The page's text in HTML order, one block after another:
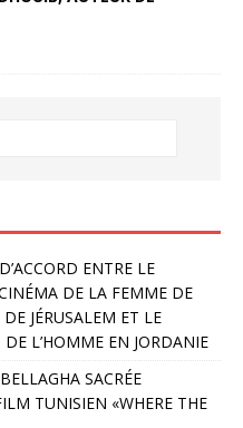
ENTRE LE
DE LA FEMME DE
JÉRUSALEM ET LE
L’HOMME EN JORDANIE
SACRÉE
TUNISIEN «WHERE THE